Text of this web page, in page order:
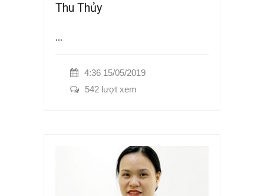
Thu Thủy
...
4:36 15/05/2019
542 lượt xem